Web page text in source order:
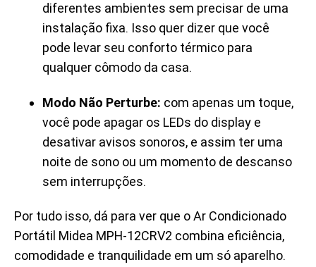
diferentes ambientes sem precisar de uma
instalação fixa. Isso quer dizer que você
pode levar seu conforto térmico para
qualquer cômodo da casa.
Modo Não Perturbe: com apenas um toque,
você pode apagar os LEDs do display e
desativar avisos sonoros, e assim ter uma
noite de sono ou um momento de descanso
sem interrupções.
Por tudo isso, dá para ver que o Ar Condicionado
Portátil Midea MPH-12CRV2 combina eficiência,
comodidade e tranquilidade em um só aparelho.